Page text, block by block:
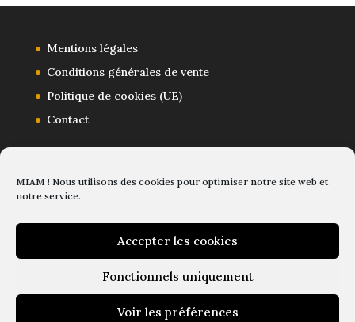
MIAM ! Nous utilisons des cookies pour optimiser notre site web et
notre service.
Accepter les cookies
Fonctionnels uniquement
Voir les préférences
Mentions légales
Conditions générales de vente
Politique de cookies (UE)
Contact